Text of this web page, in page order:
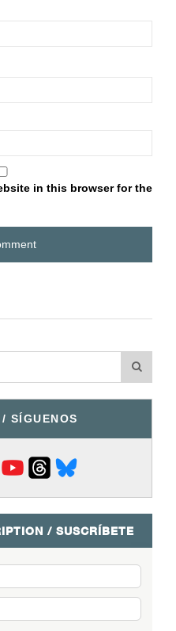
in this browser for the
SÍGUENOS
/ SUSCRÍBETE